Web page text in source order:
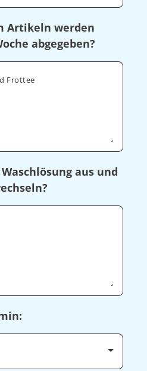
Artikeln werden
abgegeben?
Frottee
aus und